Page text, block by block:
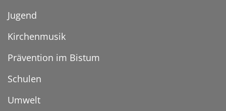
Jugend
Kirchenmusik
Prävention im Bistum
Schulen
Umwelt